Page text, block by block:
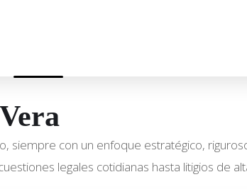
con un enfoque estratégico,
legales cotidianas hasta litigios de